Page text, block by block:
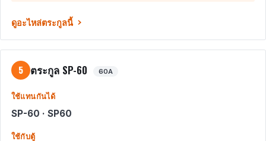
ดูอะไหล่ตระกูลนี้
5 ตระกูล SP-60 60A
ใช้แทนกันได้
SP-60 · SP60
ใช้กับตู้